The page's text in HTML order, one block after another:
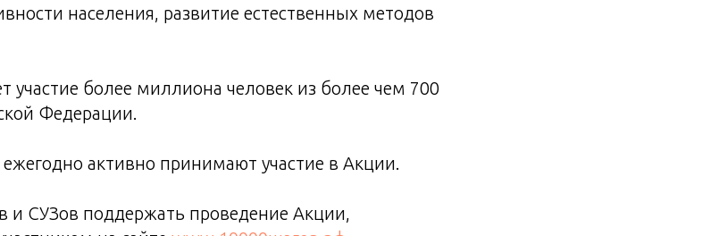
населения, развитие естественных методов
участие более миллиона человек из более чем 700
Федерации.
активно принимают участие в Акции.
и СУЗов поддержать проведение Акции,